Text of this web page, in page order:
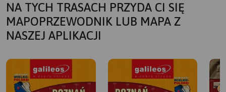
NA TYCH TRASACH PRZYDA CI SIĘ
MAPOPRZEWODNIK LUB MAPA Z
NASZEJ APLIKACJI